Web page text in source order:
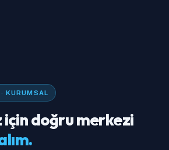
KURUMSAL
için doğru merkezi